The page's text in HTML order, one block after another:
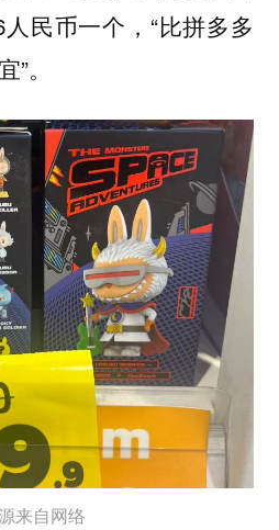
民币一个，“比拼多多
。
来自网络